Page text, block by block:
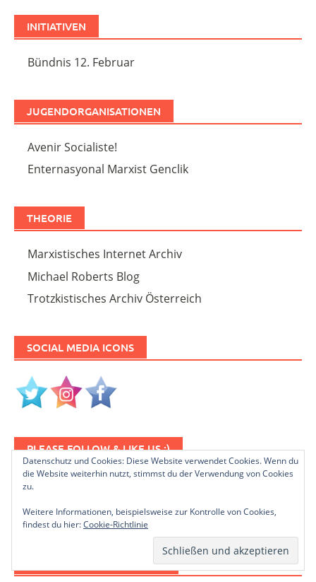
INITIATIVEN
Bündnis 12. Februar
JUGENDORGANISATIONEN
Avenir Socialiste!
Enternasyonal Marxist Genclik
THEORIE
Marxistisches Internet Archiv
Michael Roberts Blog
Trotzkistisches Archiv Österreich
SOCIAL MEDIA ICONS
PLEASE FOLLOW & LIKE US :)
NEWSLETTER ABONNIEREN
Datenschutz und Cookies: Diese Website verwendet Cookies. Wenn du
die Website weiterhin nutzt, stimmst du der Verwendung von Cookies
zu.
Weitere Informationen, beispielsweise zur Kontrolle von Cookies,
findest du hier:Cookie-Richtlinie